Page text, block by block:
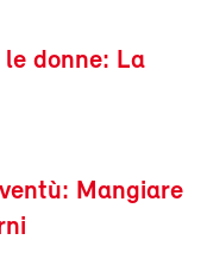
donne: La
Mangiare